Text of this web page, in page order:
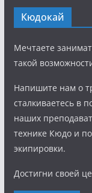
Кюдокай
Мечтаете
такой
Напишите нам о
сталкиваетесь в
наших
технике Кюдо и
экипировки.
Достигни своей